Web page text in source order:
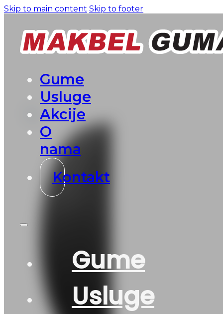
Skip to main content Skip to footer
Gume
Usluge
Akcije
O
nama
Kontakt
Gume
Usluge